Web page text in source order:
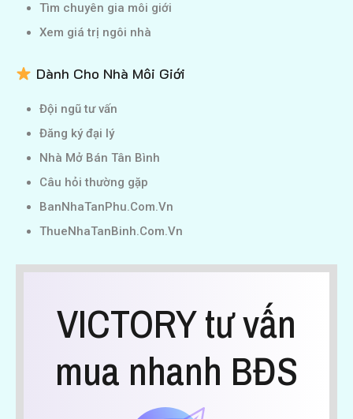
Tìm chuyên gia môi giới
Xem giá trị ngôi nhà
Dành Cho Nhà Môi Giới
Đội ngũ tư vấn
Đăng ký đại lý
Nhà Mở Bán Tân Bình
Câu hỏi thường gặp
BanNhaTanPhu.Com.Vn
ThueNhaTanBinh.Com.Vn
VICTORY tư vấn
mua nhanh BĐS